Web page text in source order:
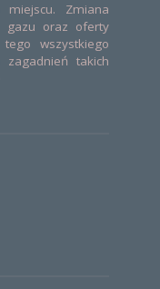
Zmiana
gazu oraz oferty
wszystkiego
zagadnień takich